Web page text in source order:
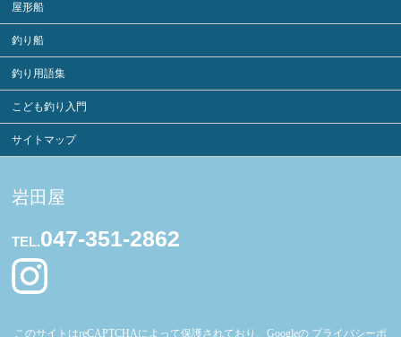
屋形船
釣り船
釣り用語集
こども釣り入門
サイトマップ
岩田屋
TEL.047-351-2862
このサイトはreCAPTCHAによって保護されており、Googleの プライバシーポ